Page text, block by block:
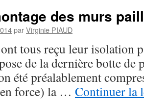
des murs
parVirginie PIAUD
tous reçu leur isolation
de la dernière botte de
été préalablement
force) la … Continuer la